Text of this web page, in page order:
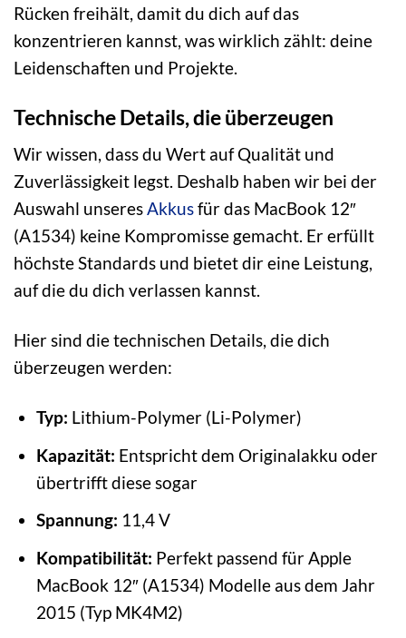
Rücken freihält, damit du dich auf das
konzentrieren kannst, was wirklich zählt: deine
Leidenschaften und Projekte.
Technische Details, die überzeugen
Wir wissen, dass du Wert auf Qualität und
Zuverlässigkeit legst. Deshalb haben wir bei der
Auswahl unseresAkkusfür das MacBook 12″
(A1534) keine Kompromisse gemacht. Er erfüllt
höchste Standards und bietet dir eine Leistung,
auf die du dich verlassen kannst.
Hier sind die technischen Details, die dich
überzeugen werden:
Typ: Lithium-Polymer (Li-Polymer)
Kapazität: Entspricht dem Originalakku oder
übertrifft diese sogar
Spannung: 11,4 V
Kompatibilität: Perfekt passend für Apple
MacBook 12″ (A1534) Modelle aus dem Jahr
2015 (Typ MK4M2)